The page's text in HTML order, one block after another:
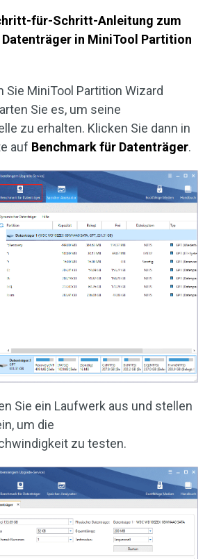
für-Schritt-Anleitung zum
in MiniTool Partition
Sie MiniTool Partition Wizard
Sie es, um seine
zu erhalten. Klicken Sie dann in
auf Benchmark für Datenträger.
Sie ein Laufwerk aus und stellen
um die
zu testen.